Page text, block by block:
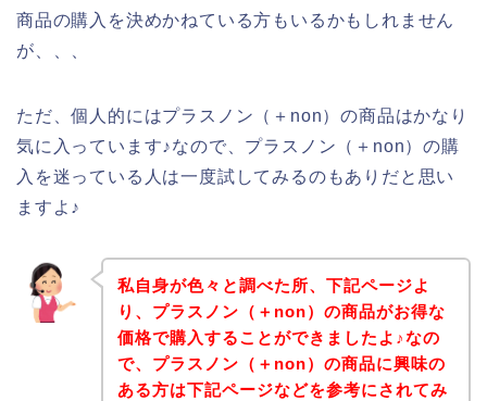
商品の購入を決めかねている方もいるかもしれません
が、、、
ただ、個人的にはプラスノン（＋non）の商品はかなり
気に入っています♪なので、プラスノン（＋non）の購
入を迷っている人は一度試してみるのもありだと思い
ますよ♪
私自身が色々と調べた所、下記ページよ
り、プラスノン（＋non）の商品がお得な
価格で購入することができましたよ♪なの
で、プラスノン（＋non）の商品に興味の
ある方は下記ページなどを参考にされてみ